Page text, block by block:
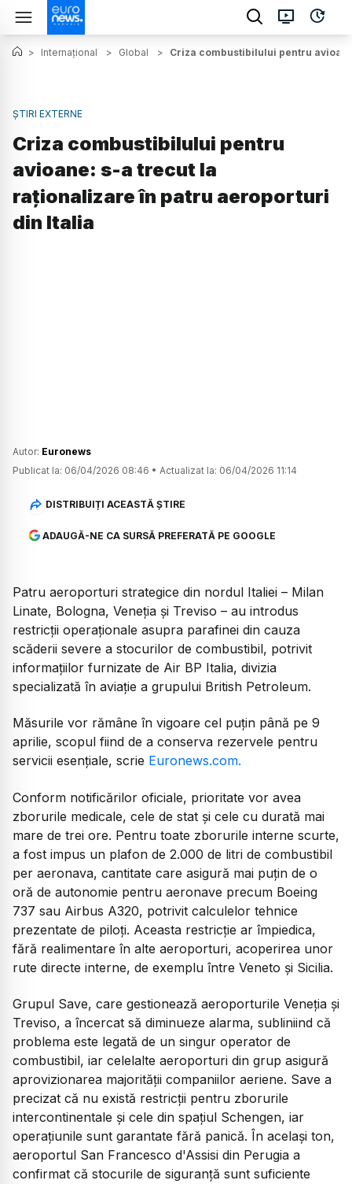
> Internațional > Global > Criza combustibilului pentru
ȘTIRI EXTERNE
Criza combustibilului pentru
avioane: s-a trecut la
raționalizare în patru aeroporturi
din Italia
Autor: Euronews
Publicat la: 06/04/2026 08:46 • Actualizat la: 06/04/2026 11:14
DISTRIBUIȚI ACEASTĂ ȘTIRE
ADAUGĂ-NE CA SURSĂ PREFERATĂ PE GOOGLE
Patru aeroporturi strategice din nordul Italiei – Milan
Linate, Bologna, Veneția și Treviso – au introdus
restricții operaționale asupra parafinei din cauza
scăderii severe a stocurilor de combustibil, potrivit
informațiilor furnizate de Air BP Italia, divizia
specializată în aviație a grupului British Petroleum.
Măsurile vor rămâne în vigoare cel puțin până pe 9
aprilie, scopul fiind de a conserva rezervele pentru
servicii esențiale, scrie Euronews.com.
Conform notificărilor oficiale, prioritate vor avea
zborurile medicale, cele de stat și cele cu durată mai
mare de trei ore. Pentru toate zborurile interne scurte,
a fost impus un plafon de 2.000 de litri de combustibil
per aeronava, cantitate care asigură mai puțin de o
oră de autonomie pentru aeronave precum Boeing
737 sau Airbus A320, potrivit calculelor tehnice
prezentate de piloți. Aceasta restricție ar împiedica,
fără realimentare în alte aeroporturi, acoperirea unor
rute directe interne, de exemplu între Veneto și Sicilia.
Grupul Save, care gestionează aeroporturile Veneția și
Treviso, a încercat să diminueze alarma, subliniind că
problema este legată de un singur operator de
combustibil, iar celelalte aeroporturi din grup asigură
aprovizionarea majorității companiilor aeriene. Save a
precizat că nu există restricții pentru zborurile
intercontinentale și cele din spațiul Schengen, iar
operațiunile sunt garantate fără panică. În același ton,
aeroportul San Francesco d'Assisi din Perugia a
confirmat că stocurile de siguranță sunt suficiente